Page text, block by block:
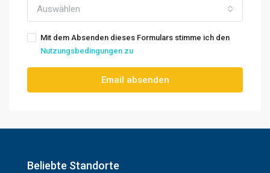
Auswählen
Mit dem Absenden dieses Formulars stimme ich den
Nutzungsbedingungen zu
Email absenden
Beliebte Standorte